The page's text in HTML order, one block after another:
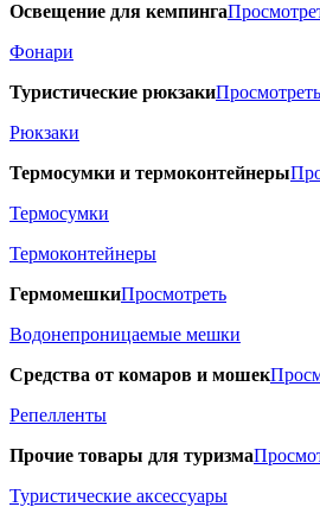
Освещение для кемпинга
Фонари
Туристические рюкзакиПросмотреть
Рюкзаки
Термосумки и термоконтейнеры
Термосумки
Термоконтейнеры
ГермомешкиПросмотреть
Водонепроницаемые мешки
Средства от комаров и мошек
Репелленты
Прочие товары для туризма
Туристические аксессуары